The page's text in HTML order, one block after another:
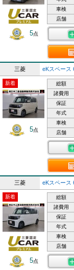
5点
車検
店舗
三菱 eKスペー
新着
5点
総額
諸費用
保証
年式
車検
店舗
三菱 eKスペー
新着
5点
総額
諸費用
保証
年式
車検
店舗